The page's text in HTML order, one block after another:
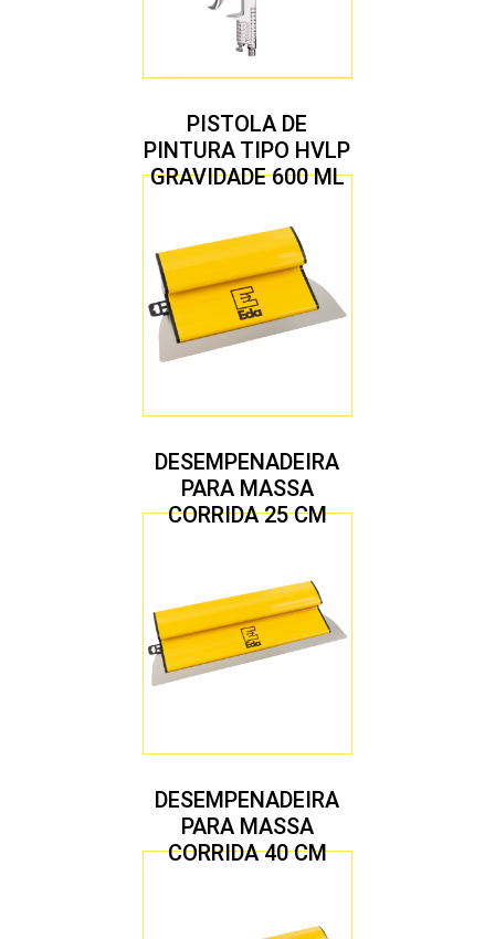
PISTOLA DE
PINTURA TIPO HVLP
GRAVIDADE 600 ML
1,7 MM
DESEMPENADEIRA
PARA MASSA
CORRIDA 25 CM
DESEMPENADEIRA
PARA MASSA
CORRIDA 40 CM